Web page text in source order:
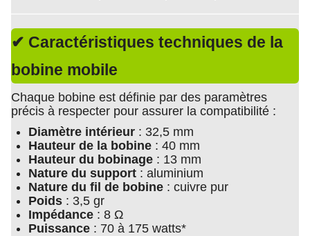
✔ Caractéristiques techniques de la
bobine mobile
Chaque bobine est définie par des paramètres
précis à respecter pour assurer la compatibilité :
Diamètre intérieur : 32,5 mm
Hauteur de la bobine : 40 mm
Hauteur du bobinage : 13 mm
Nature du support : aluminium
Nature du fil de bobine : cuivre pur
Poids : 3,5 gr
Impédance : 8 Ω
Puissance : 70 à 175 watts*